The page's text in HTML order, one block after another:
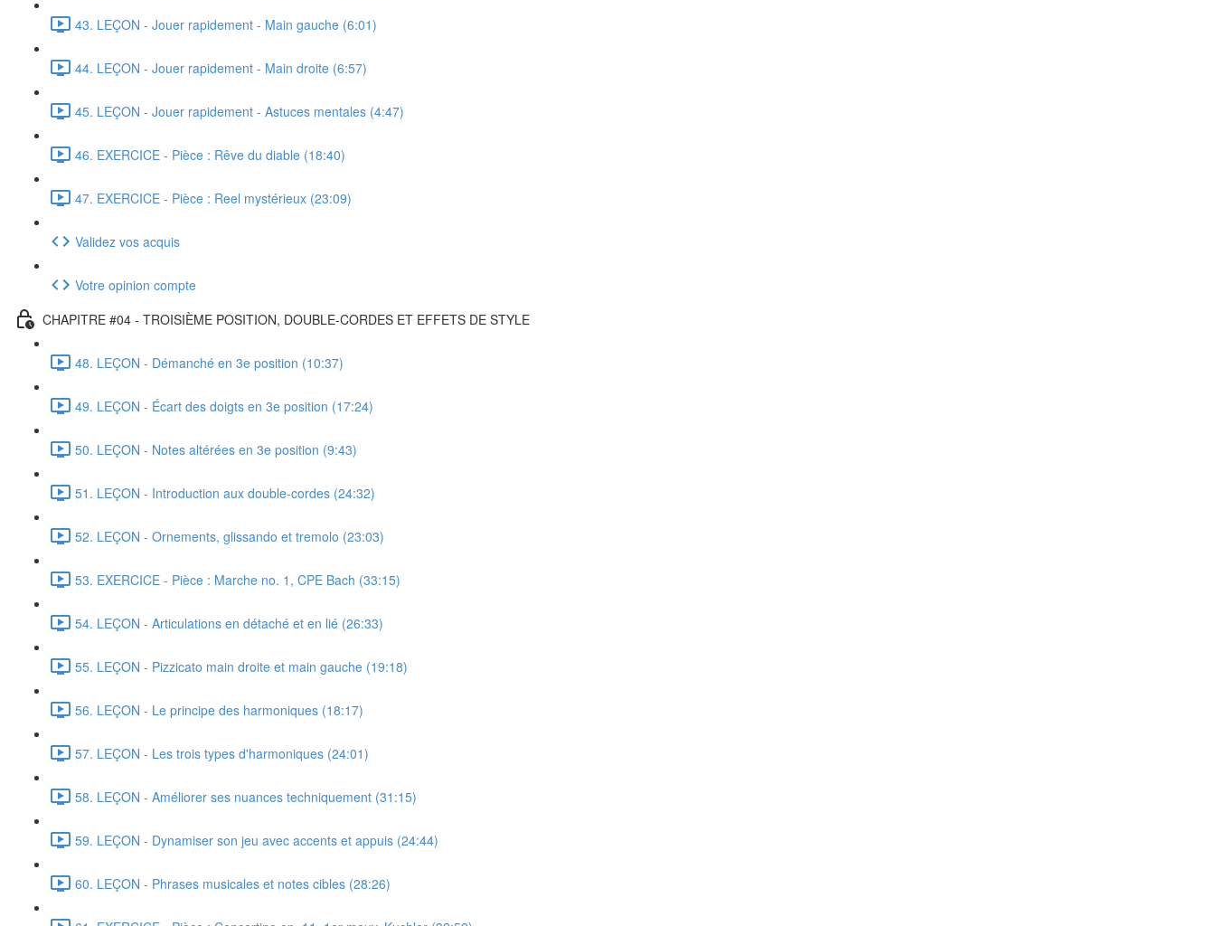
43. LEÇON - Jouer rapidement - Main gauche (6:01)
44. LEÇON - Jouer rapidement - Main droite (6:57)
45. LEÇON - Jouer rapidement - Astuces mentales (4:47)
46. EXERCICE - Pièce : Rêve du diable (18:40)
47. EXERCICE - Pièce : Reel mystérieux (23:09)
Validez vos acquis
Votre opinion compte
CHAPITRE #04 - TROISIÈME POSITION, DOUBLE-CORDES ET EFFETS DE STYLE
48. LEÇON - Démanché en 3e position (10:37)
49. LEÇON - Écart des doigts en 3e position (17:24)
50. LEÇON - Notes altérées en 3e position (9:43)
51. LEÇON - Introduction aux double-cordes (24:32)
52. LEÇON - Ornements, glissando et tremolo (23:03)
53. EXERCICE - Pièce : Marche no. 1, CPE Bach (33:15)
54. LEÇON - Articulations en détaché et en lié (26:33)
55. LEÇON - Pizzicato main droite et main gauche (19:18)
56. LEÇON - Le principe des harmoniques (18:17)
57. LEÇON - Les trois types d'harmoniques (24:01)
58. LEÇON - Améliorer ses nuances techniquement (31:15)
59. LEÇON - Dynamiser son jeu avec accents et appuis (24:44)
60. LEÇON - Phrases musicales et notes cibles (28:26)